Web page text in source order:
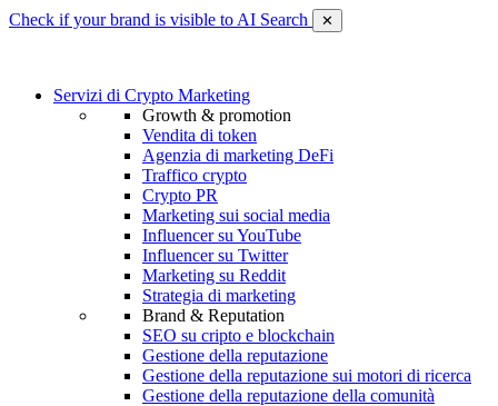
Check if your brand is visible to AI Search ✕
Servizi di Crypto Marketing
Growth & promotion
Vendita di token
Agenzia di marketing DeFi
Traffico crypto
Crypto PR
Marketing sui social media
Influencer su YouTube
Influencer su Twitter
Marketing su Reddit
Strategia di marketing
Brand & Reputation
SEO su cripto e blockchain
Gestione della reputazione
Gestione della reputazione sui motori di ricerca
Gestione della reputazione della comunità